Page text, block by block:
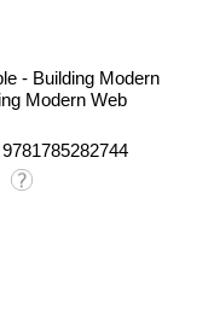
- Building Modern
Modern Web